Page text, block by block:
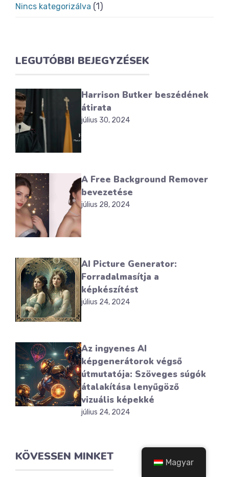
Nincs kategorizálva (1)
LEGUTÓBBI BEJEGYZÉSEK
Harrison Butker beszédének
átirata
július 30, 2024
A Free Background Remover
bevezetése
július 28, 2024
AI Picture Generator:
Forradalmasítja a
képkészítést
július 24, 2024
Az ingyenes AI
képgenerátorok végső
útmutatója: Szöveges súgók
átalakítása lenyűgöző
vizuális képekké
július 24, 2024
KÖVESSEN MINKET Magyar